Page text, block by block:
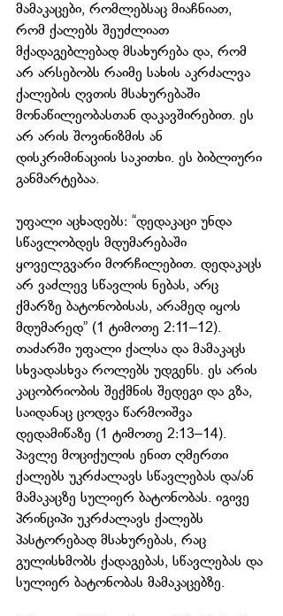
მამაკაცები, რომლებსაც მიაჩნიათ,
რომ ქალებს შეუძლიათ
მქადაგებლებად მსახურება და, რომ
არ არსებობს რაიმე სახის აკრძალვა
ქალების ღვთის მსახურებაში
მონაწილეობასთან დაკავშირებით. ეს
არ არის შოვინიზმის ან
დისკრიმინაციის საკითხი. ეს ბიბლიური
განმარტებაა.
უფალი აცხადებს: “დედაკაცი უნდა
სწავლობდეს მდუმარებაში
ყოველგვარი მორჩილებით. დედაკაცს
არ ვაძლევ სწავლის ნებას, არც
ქმარზე ბატონობისას, არამედ იყოს
მდუმარედ” (1 ტიმოთე 2:11–12).
თაძარში უფალი ქალსა და მამაკაცს
სხვადასხვა როლებს უდგენს. ეს არის
კაცობრიობის შექმნის შედეგი და გზა,
საიდანაც ცოდვა წარმოიშვა
დედამიწაზე (1 ტიმოთე 2:13–14).
პავლე მოციქულის ენით ღმერთი
ქალებს უკრძალავს სწავლებას და/ან
მამაკაცზე სულიერ ბატონობას. იგივე
პრინციპი უკრძალავს ქალებს
პასტორებად მსახურებას, რაც
გულისხმობს ქადაგებას, სწავლებას და
სულიერ ბატონობას მამაკაცებზე.